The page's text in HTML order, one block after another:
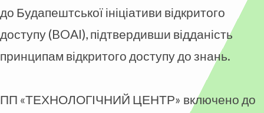
до Будапештської ініціативи відкритого
доступу (BOAI), підтвердивши відданість
принципам відкритого доступу до знань.
ПП «ТЕХНОЛОГІЧНИЙ ЦЕНТР» включено до